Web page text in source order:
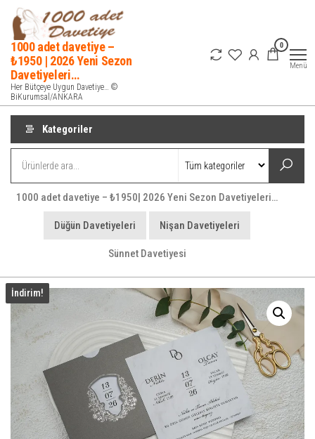
1000 adet davetiye –
₺1950 | 2026 Yeni Sezon
Davetiyeleri…
Her Bütçeye Uygun Davetiye… ©
BiKurumsal/ANKARA
0
Menü
Kategoriler
1000 adet davetiye – ₺1950| 2026 Yeni Sezon Davetiyeleri…
Düğün Davetiyeleri Nişan Davetiyeleri
Sünnet Davetiyesi
İndirim!